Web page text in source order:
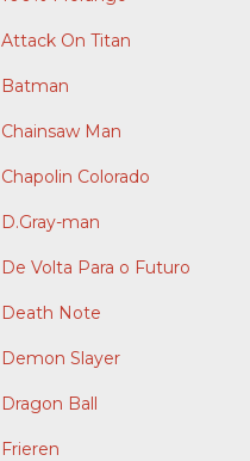
Attack On Titan
Batman
Chainsaw Man
Chapolin Colorado
D.Gray-man
De Volta Para o Futuro
Death Note
Demon Slayer
Dragon Ball
Frieren